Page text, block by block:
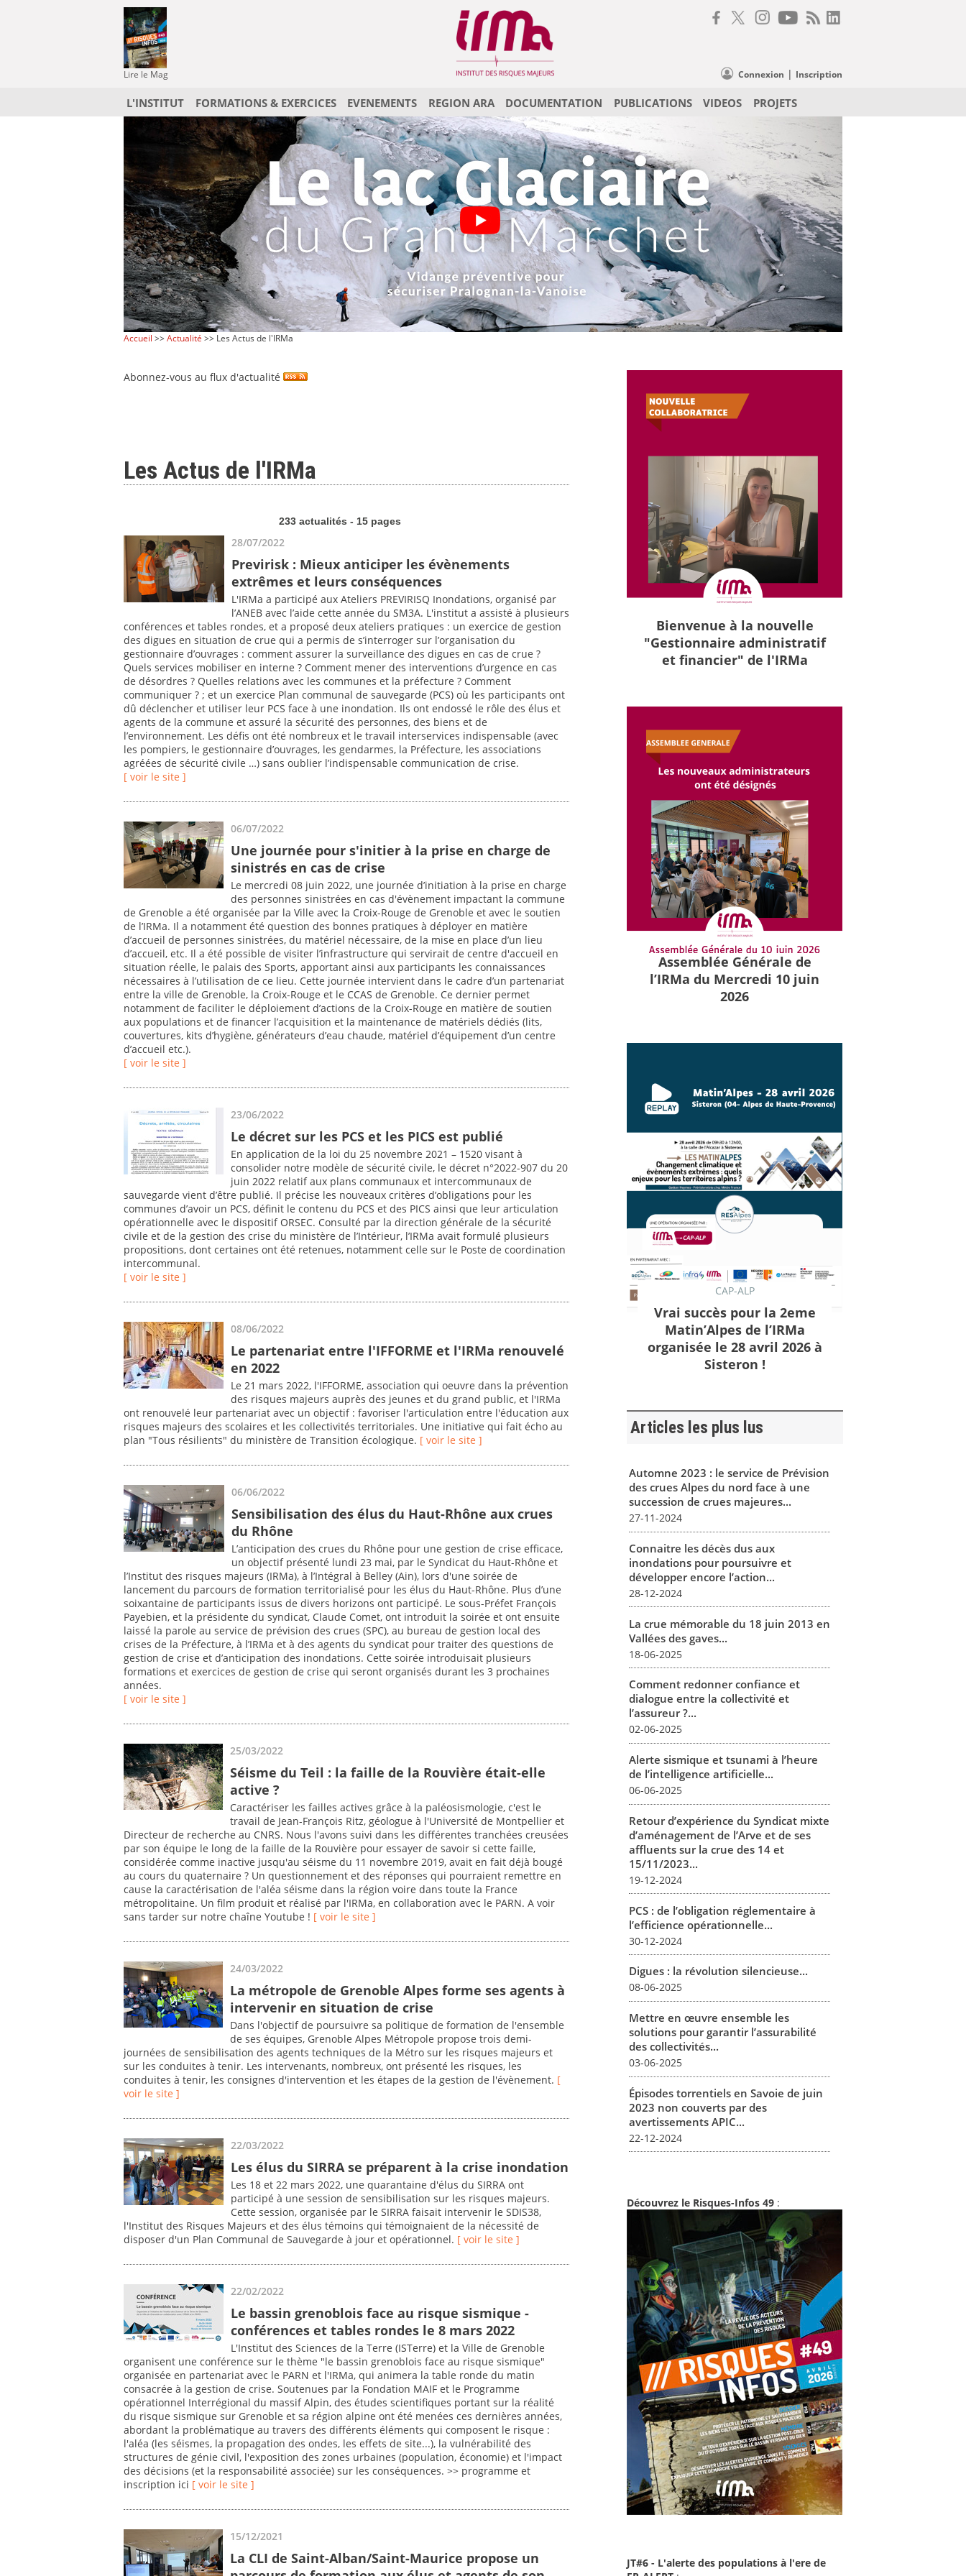
Lire le Mag Connexion | Inscription
L'INSTITUT FORMATIONS & EXERCICES EVENEMENTS REGION ARA DOCUMENTATION PUBLICATIONS VIDEOS PROJETS
Accueil >>Actualité >> Les Actus de l'IRMa
Abonnez-vous au flux d'actualité
Les Actus de l'IRMa
233 actualités - 15 pages
28/07/2022
Previrisk : Mieux anticiper les évènements
extrêmes et leurs conséquences
L'IRMa a participé aux Ateliers PREVIRISQ Inondations, organisé par
l’ANEB avec l’aide cette année du SM3A. L'institut a assisté à plusieurs
conférences et tables rondes, et a proposé deux ateliers pratiques : un exercice de gestion
des digues en situation de crue qui a permis de s’interroger sur l’organisation du
gestionnaire d’ouvrages : comment assurer la surveillance des digues en cas de crue ?
Quels services mobiliser en interne ? Comment mener des interventions d’urgence en cas
de désordres ? Quelles relations avec les communes et la préfecture ? Comment
communiquer ? ; et un exercice Plan communal de sauvegarde (PCS) où les participants ont
dû déclencher et utiliser leur PCS face à une inondation. Ils ont endossé le rôle des élus et
agents de la commune et assuré la sécurité des personnes, des biens et de
l’environnement. Les défis ont été nombreux et le travail interservices indispensable (avec
les pompiers, le gestionnaire d’ouvrages, les gendarmes, la Préfecture, les associations
agréées de sécurité civile …) sans oublier l’indispensable communication de crise.
[ voir le site ]
06/07/2022
Une journée pour s'initier à la prise en charge de
sinistrés en cas de crise
Le mercredi 08 juin 2022, une journée d’initiation à la prise en charge
des personnes sinistrées en cas d'évènement impactant la commune
de Grenoble a été organisée par la Ville avec la Croix-Rouge de Grenoble et avec le soutien
de l’IRMa. Il a notamment été question des bonnes pratiques à déployer en matière
d’accueil de personnes sinistrées, du matériel nécessaire, de la mise en place d’un lieu
d’accueil, etc. Il a été possible de visiter l’infrastructure qui servirait de centre d'accueil en
situation réelle, le palais des Sports, apportant ainsi aux participants les connaissances
nécessaires à l’utilisation de ce lieu. Cette journée intervient dans le cadre d’un partenariat
entre la ville de Grenoble, la Croix-Rouge et le CCAS de Grenoble. Ce dernier permet
notamment de faciliter le déploiement d’actions de la Croix-Rouge en matière de soutien
aux populations et de financer l’acquisition et la maintenance de matériels dédiés (lits,
couvertures, kits d’hygiène, générateurs d’eau chaude, matériel d’équipement d’un centre
d’accueil etc.).
[ voir le site ]
23/06/2022
Le décret sur les PCS et les PICS est publié
En application de la loi du 25 novembre 2021 – 1520 visant à
consolider notre modèle de sécurité civile, le décret n°2022-907 du 20
juin 2022 relatif aux plans communaux et intercommunaux de
sauvegarde vient d’être publié. Il précise les nouveaux critères d’obligations pour les
communes d’avoir un PCS, définit le contenu du PCS et des PICS ainsi que leur articulation
opérationnelle avec le dispositif ORSEC. Consulté par la direction générale de la sécurité
civile et de la gestion des crise du ministère de l’Intérieur, l’IRMa avait formulé plusieurs
propositions, dont certaines ont été retenues, notamment celle sur le Poste de coordination
intercommunal.
[ voir le site ]
08/06/2022
Le partenariat entre l'IFFORME et l'IRMa renouvelé
en 2022
Le 21 mars 2022, l'IFFORME, association qui oeuvre dans la prévention
des risques majeurs auprès des jeunes et du grand public, et l'IRMa
ont renouvelé leur partenariat avec un objectif : favoriser l'articulation entre l'éducation aux
risques majeurs des scolaires et les collectivités territoriales. Une initiative qui fait écho au
plan "Tous résilients" du ministère de Transition écologique. [ voir le site ]
06/06/2022
Sensibilisation des élus du Haut-Rhône aux crues
du Rhône
L’anticipation des crues du Rhône pour une gestion de crise efficace,
un objectif présenté lundi 23 mai, par le Syndicat du Haut-Rhône et
l’Institut des risques majeurs (IRMa), à l’Intégral à Belley (Ain), lors d'une soirée de
lancement du parcours de formation territorialisé pour les élus du Haut-Rhône. Plus d’une
soixantaine de participants issus de divers horizons ont participé. Le sous-Préfet François
Payebien, et la présidente du syndicat, Claude Comet, ont introduit la soirée et ont ensuite
laissé la parole au service de prévision des crues (SPC), au bureau de gestion local des
crises de la Préfecture, à l’IRMa et à des agents du syndicat pour traiter des questions de
gestion de crise et d’anticipation des inondations. Cette soirée introduisait plusieurs
formations et exercices de gestion de crise qui seront organisés durant les 3 prochaines
années.
[ voir le site ]
25/03/2022
Séisme du Teil : la faille de la Rouvière était-elle
active ?
Caractériser les failles actives grâce à la paléosismologie, c'est le
travail de Jean-François Ritz, géologue à l'Université de Montpellier et
Directeur de recherche au CNRS. Nous l'avons suivi dans les différentes tranchées creusées
par son équipe le long de la faille de la Rouvière pour essayer de savoir si cette faille,
considérée comme inactive jusqu'au séisme du 11 novembre 2019, avait en fait déjà bougé
au cours du quaternaire ? Un questionnement et des réponses qui pourraient remettre en
cause la caractérisation de l'aléa séisme dans la région voire dans toute la France
métropolitaine. Un film produit et réalisé par l'IRMa, en collaboration avec le PARN. A voir
sans tarder sur notre chaîne Youtube ! [ voir le site ]
24/03/2022
La métropole de Grenoble Alpes forme ses agents à
intervenir en situation de crise
Dans l'objectif de poursuivre sa politique de formation de l'ensemble
de ses équipes, Grenoble Alpes Métropole propose trois demi-
journées de sensibilisation des agents techniques de la Métro sur les risques majeurs et
sur les conduites à tenir. Les intervenants, nombreux, ont présenté les risques, les
conduites à tenir, les consignes d'intervention et les étapes de la gestion de l'évènement. [
voir le site ]
22/03/2022
Les élus du SIRRA se préparent à la crise inondation
Les 18 et 22 mars 2022, une quarantaine d'élus du SIRRA ont
participé à une session de sensibilisation sur les risques majeurs.
Cette session, organisée par le SIRRA faisait intervenir le SDIS38,
l'Institut des Risques Majeurs et des élus témoins qui témoignaient de la nécessité de
disposer d'un Plan Communal de Sauvegarde à jour et opérationnel. [ voir le site ]
22/02/2022
Le bassin grenoblois face au risque sismique -
conférences et tables rondes le 8 mars 2022
L'Institut des Sciences de la Terre (ISTerre) et la Ville de Grenoble
organisent une conférence sur le thème "le bassin grenoblois face au risque sismique"
organisée en partenariat avec le PARN et l'IRMa, qui animera la table ronde du matin
consacrée à la gestion de crise. Soutenues par la Fondation MAIF et le Programme
opérationnel Interrégional du massif Alpin, des études scientifiques portant sur la réalité
du risque sismique sur Grenoble et sa région alpine ont été menées ces dernières années,
abordant la problématique au travers des différents éléments qui composent le risque :
l'aléa (les séismes, la propagation des ondes, les effets de site...), la vulnérabilité des
structures de génie civil, l'exposition des zones urbaines (population, économie) et l'impact
des décisions (et la responsabilité associée) sur les conséquences. >> programme et
inscription ici [ voir le site ]
15/12/2021
La CLI de Saint-Alban/Saint-Maurice propose un
Bienvenue à la nouvelle
"Gestionnaire administratif
et financier" de l'IRMa
Assemblée Générale de
l’IRMa du Mercredi 10 juin
2026
CAP-ALP
Vrai succès pour la 2eme
Matin’Alpes de l’IRMa
organisée le 28 avril 2026 à
Sisteron !
Articles les plus lus
Automne 2023 : le service de Prévision
des crues Alpes du nord face à une
succession de crues majeures...
27-11-2024
Connaitre les décès dus aux
inondations pour poursuivre et
développer encore l’action...
28-12-2024
La crue mémorable du 18 juin 2013 en
Vallées des gaves...
18-06-2025
Comment redonner confiance et
dialogue entre la collectivité et
l’assureur ?...
02-06-2025
Alerte sismique et tsunami à l’heure
de l’intelligence artificielle...
06-06-2025
Retour d’expérience du Syndicat mixte
d’aménagement de l’Arve et de ses
affluents sur la crue des 14 et
15/11/2023...
19-12-2024
PCS : de l’obligation réglementaire à
l’efficience opérationnelle...
30-12-2024
Digues : la révolution silencieuse...
08-06-2025
Mettre en œuvre ensemble les
solutions pour garantir l’assurabilité
des collectivités...
03-06-2025
Épisodes torrentiels en Savoie de juin
2023 non couverts par des
avertissements APIC...
22-12-2024
Découvrez le Risques-Infos 49 :
JT#6 - L'alerte des populations à l'ere de